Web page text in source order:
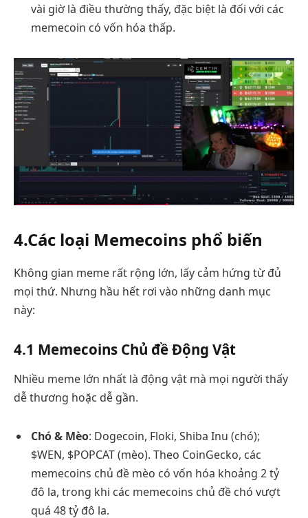
vài giờ là điều thường thấy, đặc biệt là đối với các
memecoin có vốn hóa thấp.
4.Các loại Memecoins phổ biến
Không gian meme rất rộng lớn, lấy cảm hứng từ đủ
mọi thứ. Nhưng hầu hết rơi vào những danh mục
này:
4.1 Memecoins Chủ đề Động Vật
Nhiều meme lớn nhất là động vật mà mọi người thấy
dễ thương hoặc dễ gần.
Chó & Mèo: Dogecoin, Floki, Shiba Inu (chó);
$WEN, $POPCAT (mèo). Theo CoinGecko, các
memecoins chủ đề mèo có vốn hóa khoảng 2 tỷ
đô la, trong khi các memecoins chủ đề chó vượt
quá 48 tỷ đô la.